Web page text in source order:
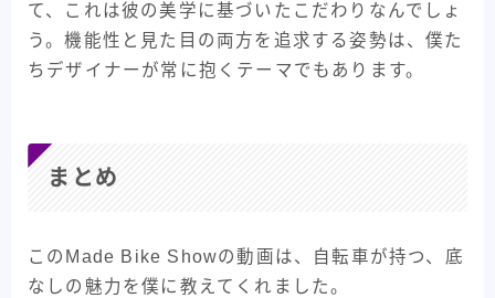
て、これは彼の美学に基づいたこだわりなんでしょ
う。機能性と見た目の両方を追求する姿勢は、僕た
ちデザイナーが常に抱くテーマでもあります。
まとめ
このMade Bike Showの動画は、自転車が持つ、底
なしの魅力を僕に教えてくれました。